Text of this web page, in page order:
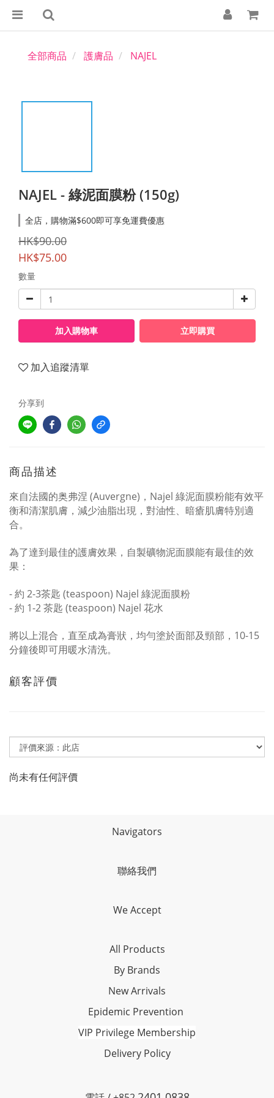
全部商品 護膚品 NAJEL
NAJEL - 綠泥面膜粉 (150g)
全店，購物滿$600即可享免運費優惠
HK$90.00
HK$75.00
數量
加入購物車 立即購買
加入追蹤清單
分享到
商品描述
來自法國的奥弗涅 (Auvergne) ， Najel 綠泥面膜粉能有效平
衡和清潔肌膚，減少油脂出現，對油性、暗瘡肌膚特別適
合。
為了達到最佳的護膚效果，自製礦物泥面膜能有最佳的效
果：
-約 2-3茶匙 (teaspoon) Najel 綠泥面膜粉
-約 1-2茶匙 (teaspoon) Najel 花水
將以上混合，直至成為膏狀，均勻塗於面部及頸部， 10-15
分鐘後即可用暖水清洗。
顧客評價
尚未有任何評價
Navigators
聯絡我們
We Accept
All Products
By Brands
New Arrivals
Epidemic Prevention
VIP Privilege Membership
Delivery Policy